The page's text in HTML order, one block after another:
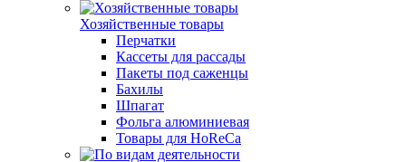
Хозяйственные товары
Перчатки
Кассеты для рассады
Пакеты под саженцы
Бахилы
Шпагат
Фольга алюминиевая
Товары для HoReCa